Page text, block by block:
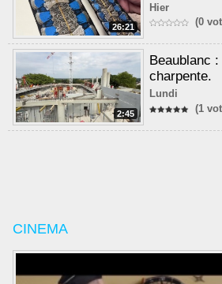
26:21
Hier
(0
2:45
Beaublanc
charpente.
Lundi
(1
CINEMA